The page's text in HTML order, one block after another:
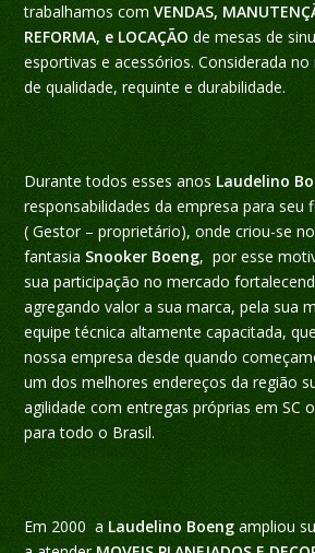
trabalhamos comVENDAS,
REFORMA, e LOCAÇÃO de mesas de
esportivas e acessórios. Considerada
de qualidade, requinte e durabilidade.
Durante todos esses anos Laudelino
responsabilidades da empresa para seu
( Gestor – proprietário), onde criou-se
fantasia Snooker Boeng, por esse
sua participação no mercado
agregando valor a sua marca, pela sua
equipe técnica altamente capacitada,
nossa empresa desde quando
um dos melhores endereços da região
agilidade com entregas próprias em SC
para todo o Brasil.
Em 2000 a Laudelino Boeng ampliou